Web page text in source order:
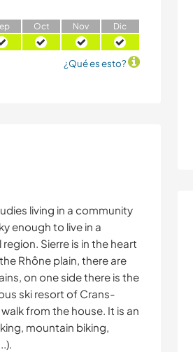
ep Oct Nov Dic
¿Qué es esto?
living in a community
enough to live in a
Sierre is in the heart
Rhône plain, there are
on one side there is the
ski resort of Crans-
from the house. It is an
mountain biking,